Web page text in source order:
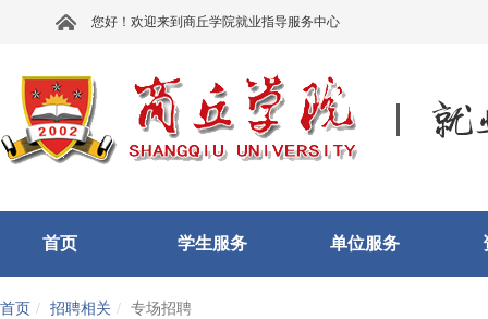
您好！欢迎来到商丘学院就业指导服务中心
首页 学生服务 单位服务
首页 招聘相关 专场招聘